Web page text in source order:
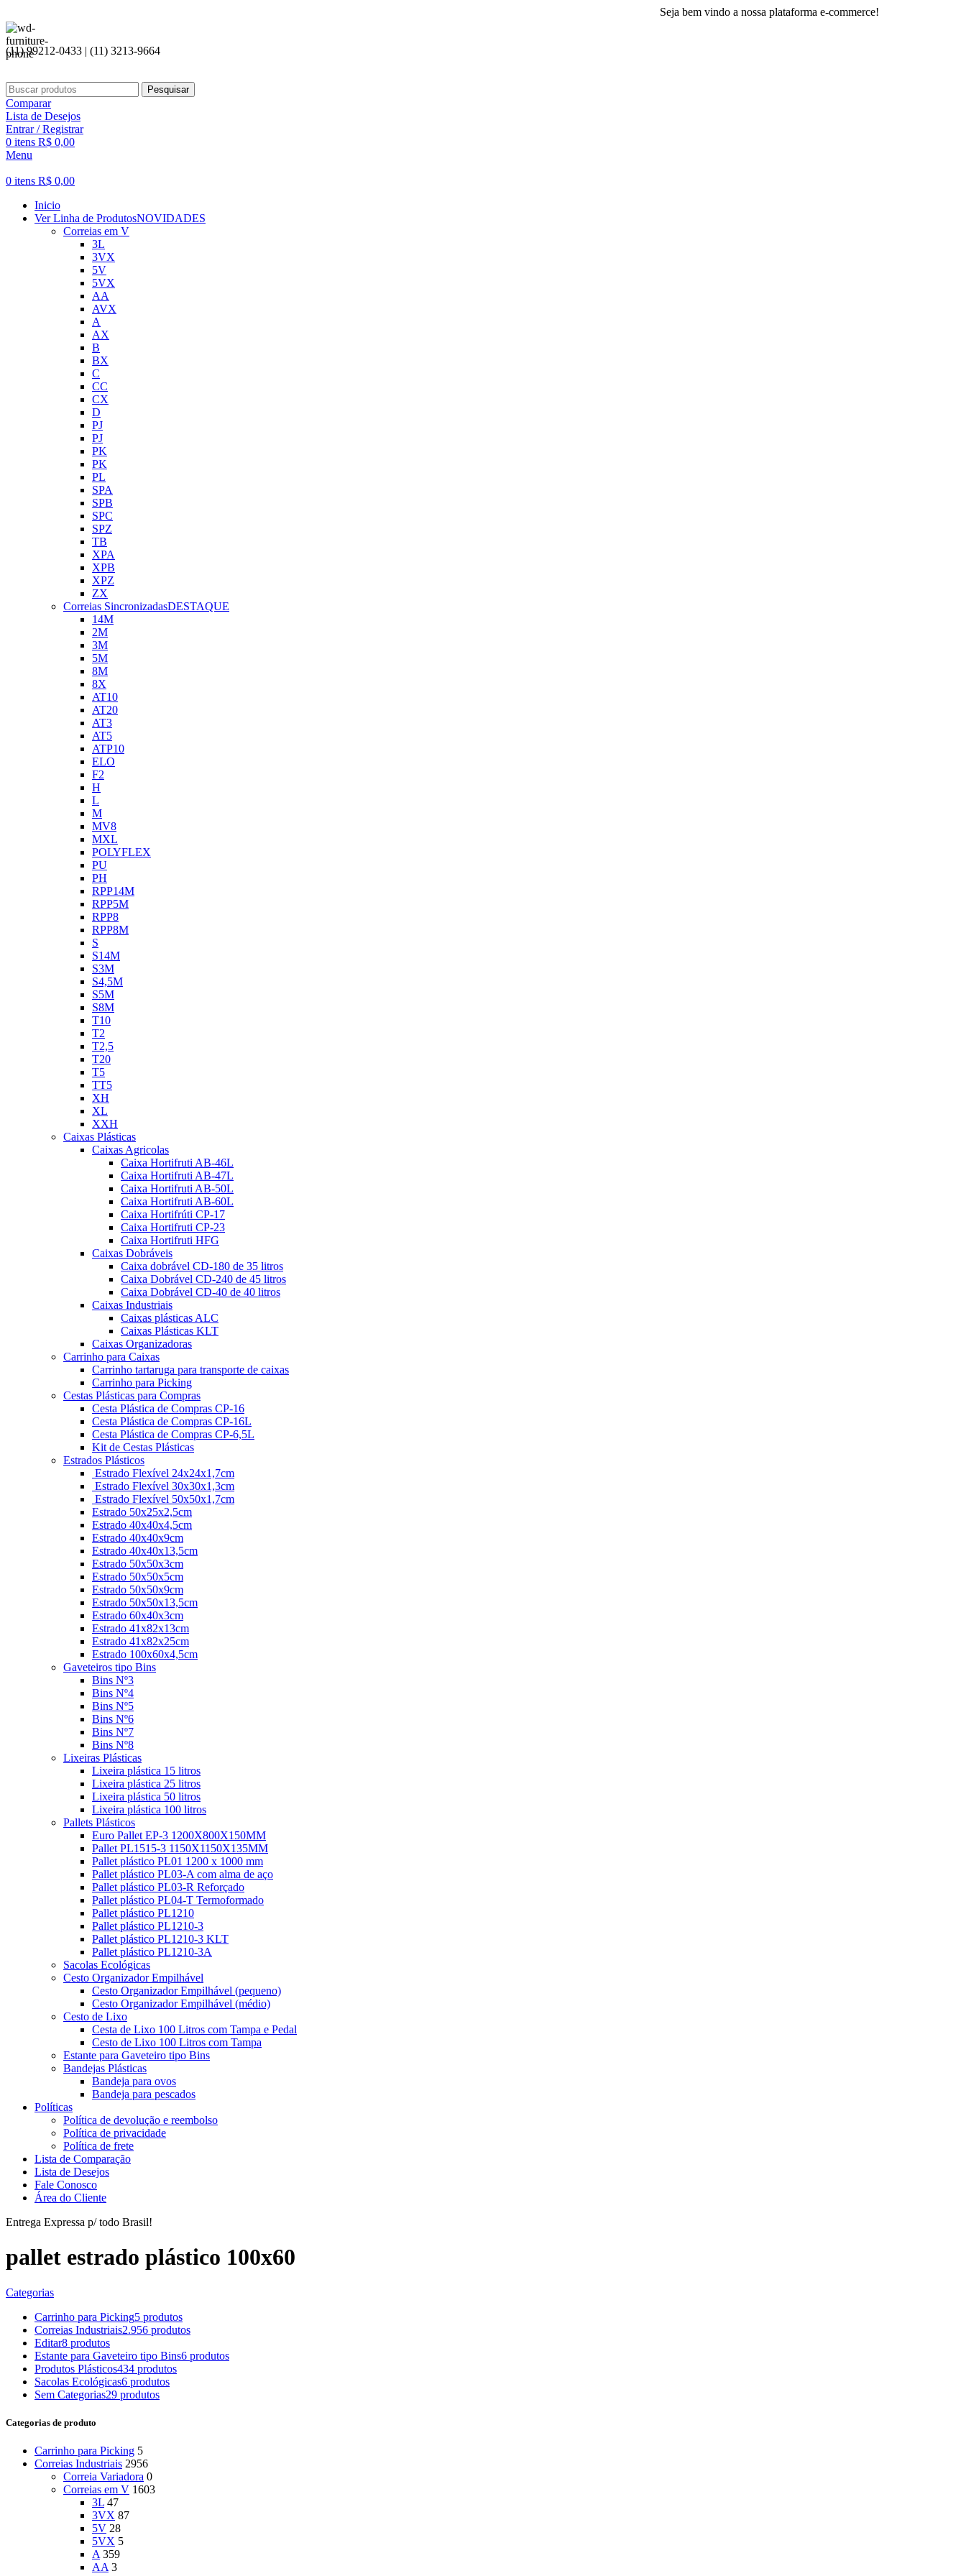
Seja bem vindo a nossa plataforma e-commerce!
(11) 99212-0433 | (11) 3213-9664
Pesquisar
Comparar
Lista de Desejos
Entrar / Registrar
0 itens R$ 0,00
Menu
0 itens R$ 0,00
Inicio
Ver Linha de ProdutosNOVIDADES
Correias em V
3L
3VX
5V
5VX
AA
AVX
A
AX
B
BX
C
CC
CX
D
PJ
PJ
PK
PK
PL
SPA
SPB
SPC
SPZ
TB
XPA
XPB
XPZ
ZX
Correias SincronizadasDESTAQUE
14M
2M
3M
5M
8M
8X
AT10
AT20
AT3
AT5
ATP10
ELO
F2
H
L
M
MV8
MXL
POLYFLEX
PU
PH
RPP14M
RPP5M
RPP8
RPP8M
S
S14M
S3M
S4,5M
S5M
S8M
T10
T2
T2,5
T20
T5
TT5
XH
XL
XXH
Caixas Plásticas
Caixas Agricolas
Caixa Hortifruti AB-46L
Caixa Hortifruti AB-47L
Caixa Hortifruti AB-50L
Caixa Hortifruti AB-60L
Caixa Hortifrúti CP-17
Caixa Hortifruti CP-23
Caixa Hortifruti HFG
Caixas Dobráveis
Caixa dobrável CD-180 de 35 litros
Caixa Dobrável CD-240 de 45 litros
Caixa Dobrável CD-40 de 40 litros
Caixas Industriais
Caixas plásticas ALC
Caixas Plásticas KLT
Caixas Organizadoras
Carrinho para Caixas
Carrinho tartaruga para transporte de caixas
Carrinho para Picking
Cestas Plásticas para Compras
Cesta Plástica de Compras CP-16
Cesta Plástica de Compras CP-16L
Cesta Plástica de Compras CP-6,5L
Kit de Cestas Plásticas
Estrados Plásticos
Estrado Flexível 24x24x1,7cm
Estrado Flexível 30x30x1,3cm
Estrado Flexível 50x50x1,7cm
Estrado 50x25x2,5cm
Estrado 40x40x4,5cm
Estrado 40x40x9cm
Estrado 40x40x13,5cm
Estrado 50x50x3cm
Estrado 50x50x5cm
Estrado 50x50x9cm
Estrado 50x50x13,5cm
Estrado 60x40x3cm
Estrado 41x82x13cm
Estrado 41x82x25cm
Estrado 100x60x4,5cm
Gaveteiros tipo Bins
Bins Nº3
Bins Nº4
Bins Nº5
Bins Nº6
Bins Nº7
Bins Nº8
Lixeiras Plásticas
Lixeira plástica 15 litros
Lixeira plástica 25 litros
Lixeira plástica 50 litros
Lixeira plástica 100 litros
Pallets Plásticos
Euro Pallet EP-3 1200X800X150MM
Pallet PL1515-3 1150X1150X135MM
Pallet plástico PL01 1200 x 1000 mm
Pallet plástico PL03-A com alma de aço
Pallet plástico PL03-R Reforçado
Pallet plástico PL04-T Termoformado
Pallet plástico PL1210
Pallet plástico PL1210-3
Pallet plástico PL1210-3 KLT
Pallet plástico PL1210-3A
Sacolas Ecológicas
Cesto Organizador Empilhável
Cesto Organizador Empilhável (pequeno)
Cesto Organizador Empilhável (médio)
Cesto de Lixo
Cesta de Lixo 100 Litros com Tampa e Pedal
Cesto de Lixo 100 Litros com Tampa
Estante para Gaveteiro tipo Bins
Bandejas Plásticas
Bandeja para ovos
Bandeja para pescados
Políticas
Política de devolução e reembolso
Política de privacidade
Política de frete
Lista de Comparação
Lista de Desejos
Fale Conosco
Área do Cliente
Entrega Expressa p/ todo Brasil!
pallet estrado plástico 100x60
Categorias
Carrinho para Picking5 produtos
Correias Industriais2.956 produtos
Editar8 produtos
Estante para Gaveteiro tipo Bins6 produtos
Produtos Plásticos434 produtos
Sacolas Ecológicas6 produtos
Sem Categorias29 produtos
Categorias de produto
Carrinho para Picking 5
Correias Industriais 2956
Correia Variadora 0
Correias em V 1603
3L 47
3VX 87
5V 28
5VX 5
A 359
AA 3